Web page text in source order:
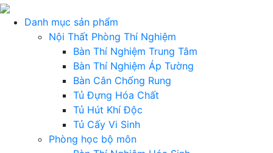
Danh mục sản phẩm
Nội Thất Phòng Thí Nghiệm
Bàn Thí Nghiệm Trung Tâm
Bàn Thí Nghiệm Áp Tường
Bàn Cân Chống Rung
Tủ Đựng Hóa Chất
Tủ Hút Khí Độc
Tủ Cấy Vi Sinh
Phòng học bộ môn